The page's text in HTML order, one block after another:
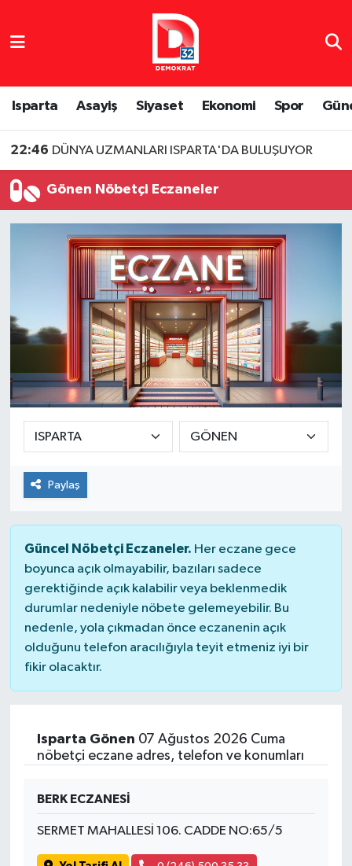
Isparta Asayiş Siyaset Ekonomi Spor
22:46 DÜNYA UZMANLARI ISPARTA'DA BULUŞUYOR
Gönen Nöbetçi Eczaneler
Paylaş
Güncel Nöbetçi Eczaneler. Her eczane gece
boyunca açık olmayabilir, bazıları sadece
gerektiğinde açık kalabilir veya beklenmedik
durumlar nedeniyle nöbete gelemeyebilir. Bu
nedenle, yola çıkmadan önce eczanenin açık
olduğunu telefon aracılığıyla teyit etmeniz iyi bir
fikir olacaktır.
Isparta Gönen 07 Ağustos 2026 Cuma
nöbetçi eczane adres, telefon ve konumları
BERK ECZANESİ
SERMET MAHALLESİ 106. CADDE NO:65/5
Isparta Nöbetçi Eczaneler
Isparta Hava Durumu
Isparta Namaz Vakitleri
Tüm Manşetler
Son Dakika Haberleri
Haber Arşivi